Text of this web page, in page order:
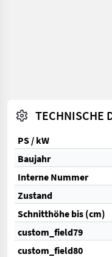
TECHNISCHE
PS / kW
Baujahr
Interne Nummer
Zustand
Schnitthöhe bis (cm)
custom_field79
custom_field80